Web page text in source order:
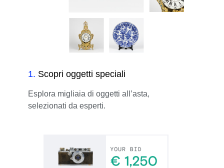
1. Scopri oggetti speciali
Esplora migliaia di oggetti all’asta,
selezionati da esperti.